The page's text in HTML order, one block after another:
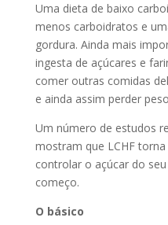
Uma dieta de baixo
menos carboidratos e
gordura. Ainda mais
ingesta de açúcares e
comer outras comidas
e ainda assim perder
Um número de estudos
mostram que LCHF
controlar o açúcar do
começo.
O básico